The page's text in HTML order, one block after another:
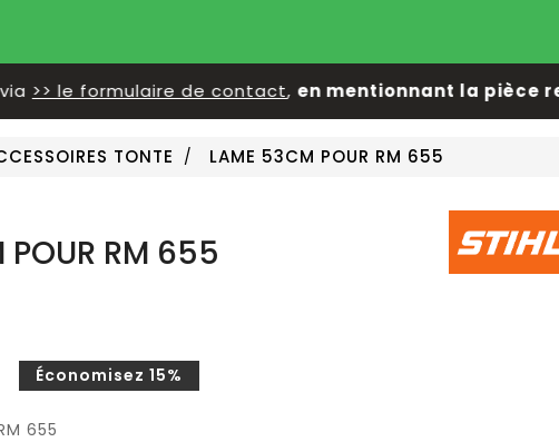
le formulaire de contact,en mentionnant la pièce
TONTE LAME 53CM POUR RM 655
POUR RM 655
Économisez 15%
655